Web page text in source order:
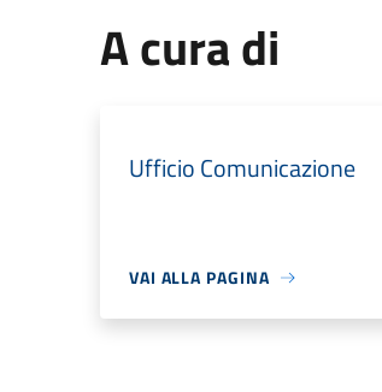
A cura di
Ufficio Comunicazione
VAI ALLA PAGINA